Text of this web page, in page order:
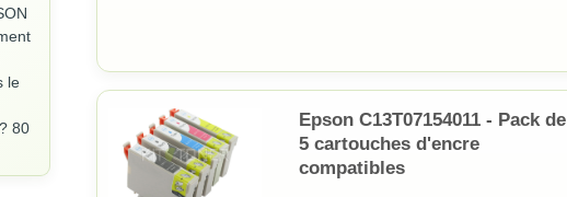
le
80
Epson C13T07154011 - Pack de
5 cartouches d'encre
compatibles